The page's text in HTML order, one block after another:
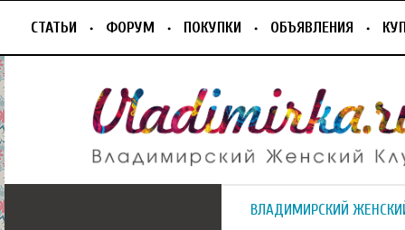
СТАТЬИ ФОРУМ ПОКУПКИ ОБЪЯВЛЕНИЯ
ВЛАДИМИРСКИЙ